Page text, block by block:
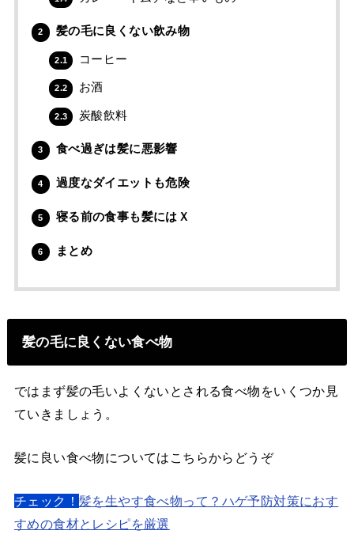
2 髪の毛に良くない飲み物
2.1 コーヒー
2.2 お酒
2.3 炭酸飲料
3 食べ過ぎは髪に悪影響
4 過度なダイエットも危険
5 寝る前の食事も髪にはＸ
6 まとめ
髪の毛に良くない食べ物
ではまず髪の毛いよくないとされる食べ物をいくつか見
ていきましょう。
髪に良い食べ物についてはこちらからどうぞ
チェック！ 髪を生やす食べ物って？ハゲ予防対策におす
すめの食材とレシピを厳選